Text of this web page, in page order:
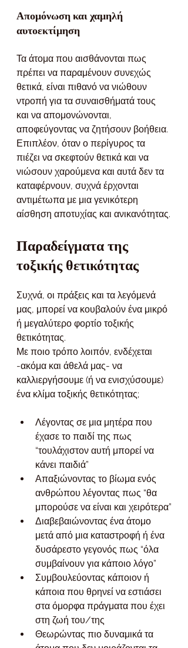
Απομόνωση και χαμηλή
αυτοεκτίμηση
Τα άτομα που αισθάνονται πως
πρέπει να παραμένουν συνεχώς
θετικά, είναι πιθανό να νιώθουν
ντροπή για τα συναισθήματά τους
και να απομονώνονται,
αποφεύγοντας να ζητήσουν βοήθεια.
Επιπλέον, όταν ο περίγυρος τα
πιέζει να σκεφτούν θετικά και να
νιώσουν χαρούμενα και αυτά δεν τα
καταφέρνουν, συχνά έρχονται
αντιμέτωπα με μια γενικότερη
αίσθηση αποτυχίας και ανικανότητας.
Παραδείγματα της
τοξικής θετικότητας
Συχνά, οι πράξεις και τα λεγόμενά
μας, μπορεί να κουβαλούν ένα μικρό
ή μεγαλύτερο φορτίο τοξικής
θετικότητας.
Με ποιο τρόπο λοιπόν, ενδέχεται
-ακόμα και άθελά μας- να
καλλιεργήσουμε (ή να ενισχύσουμε)
ένα κλίμα τοξικής θετικότητας;
Λέγοντας σε μια μητέρα που
έχασε το παιδί της πως
“τουλάχιστον αυτή μπορεί να
κάνει παιδιά”
Απαξιώνοντας το βίωμα ενός
ανθρώπου λέγοντας πως “θα
μπορούσε να είναι και χειρότερα”
Διαβεβαιώνοντας ένα άτομο
μετά από μια καταστροφή ή ένα
δυσάρεστο γεγονός πως “όλα
συμβαίνουν για κάποιο λόγο”
Συμβουλεύοντας κάποιον ή
κάποια που θρηνεί να εστιάσει
στα όμορφα πράγματα που έχει
στη ζωή του/της
Θεωρώντας πιο δυναμικά τα